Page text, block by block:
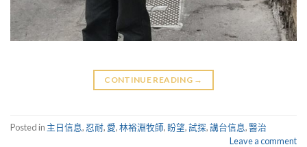
CONTINUE READING →
Posted in 主日信息, 忍耐, 愛,林裕淵牧師, 盼望,試探,講台信息,醫治
Leave a comment